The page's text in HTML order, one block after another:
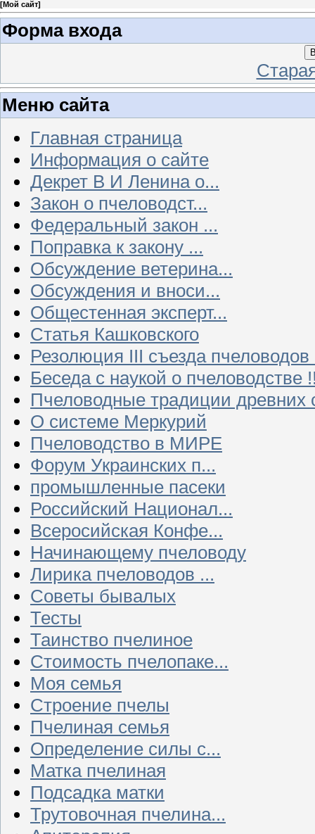
[Мой сайт]
Форма входа
Меню сайта
Главная страница
Информация о сайте
Декрет В И Ленина о...
Закон о пчеловодст...
Федеральный закон ...
Поправка к закону ...
Обсуждение ветерина...
Обсуждения и вноси...
Общестенная эксперт...
Статья Кашковского
Резолюция III съезда
Беседа с наукой о пчеловодстве
Пчеловодные традиции древних
О системе Меркурий
Пчеловодство в МИРЕ
Форум Украинских п...
промышленные пасеки
Российский Национал...
Всеросийская Конфе...
Начинающему пчеловоду
Лирика пчеловодов ...
Советы бывалых
Тесты
Таинство пчелиное
Стоимость пчелопаке...
Моя семья
Строение пчелы
Пчелиная семья
Определение силы с...
Матка пчелиная
Подсадка матки
Трутовочная пчелина...